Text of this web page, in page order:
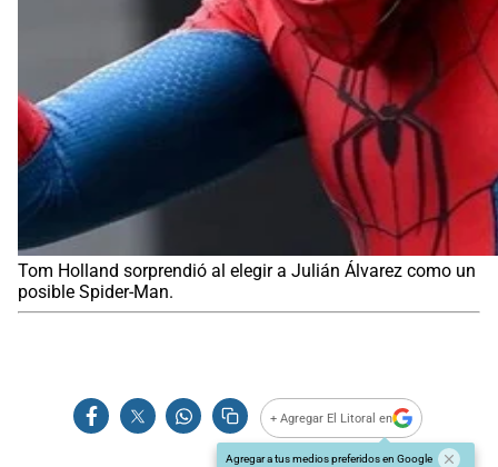
Tom Holland sorprendió al elegir a Julián Álvarez como un
posible Spider-Man.
+ Agregar El Litoral en
Agregar a tus medios preferidos en Google